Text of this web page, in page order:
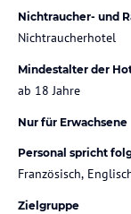
Nichtraucher- und
Nichtraucherhotel
Mindestalter der
ab 18 Jahre
Nur für Erwachsene
Personal spricht
Französisch,
Zielgruppe